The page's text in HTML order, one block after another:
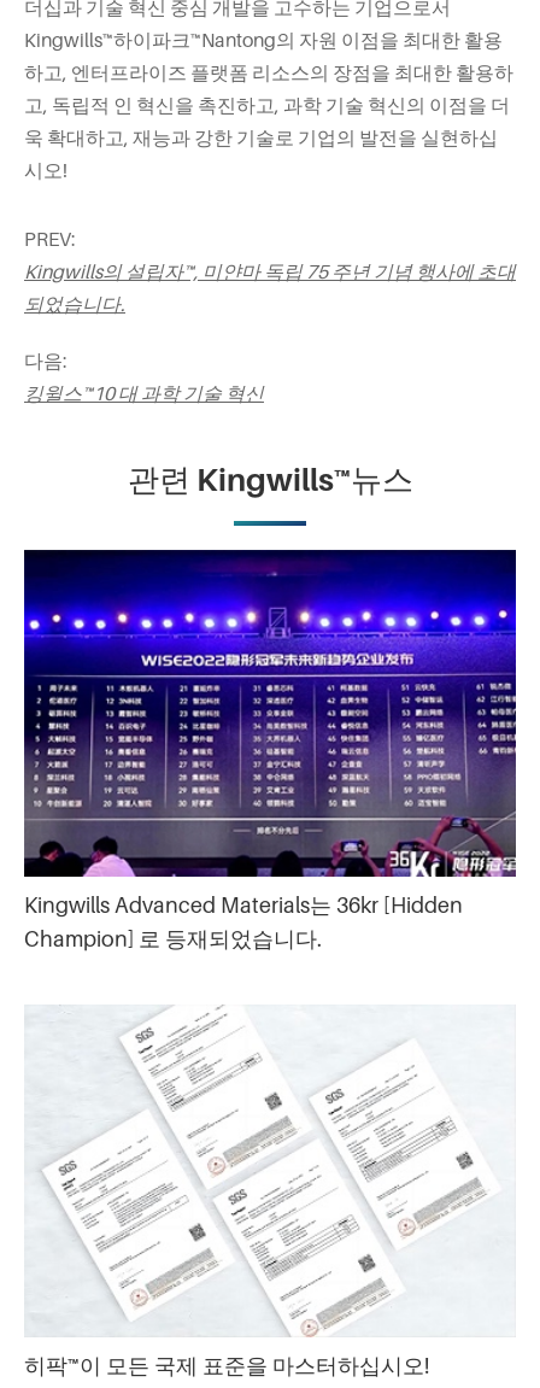
더십과 기술 혁신 중심 개발을 고수하는 기업으로서
Kingwills™하이파크™Nantong의 자원 이점을 최대한 활용
하고, 엔터프라이즈 플랫폼 리소스의 장점을 최대한 활용하
고, 독립적 인 혁신을 촉진하고, 과학 기술 혁신의 이점을 더
욱 확대하고, 재능과 강한 기술로 기업의 발전을 실현하십
시오!
PREV:
Kingwills의 설립자™, 미얀마 독립 75 주년 기념 행사에 초대
되었습니다.
다음:
킹윌스™10 대 과학 기술 혁신
관련 Kingwills™뉴스
Kingwills Advanced Materials는 36kr [Hidden
Champion] 로 등재되었습니다.
히팍™이 모든 국제 표준을 마스터하십시오!